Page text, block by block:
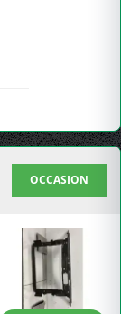
OCCASION